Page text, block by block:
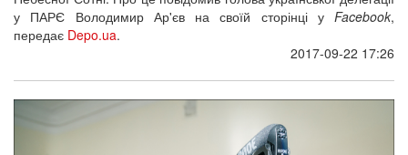
у ПАРЄ Володимир Ар'єв на своїй сторінці у Facebook,
передає Depo.ua.
2017-09-22 17:26